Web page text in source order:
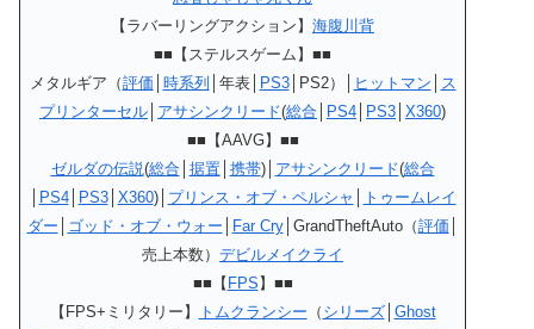
【ラバーリングアクション】 海腹川背
■■【ステルスゲーム】■■
メタルギア（評価 時系列 │年表│ PS3│PS2）│ ヒットマン
ス
プリンターセル アサシンクリード(総合 PS4 PS3 X360)
■■【AAVG】■■
ゼルダの伝説(総合│ 据置│ 携帯)│ アサシンクリード(総合
PS4│ PS3│ X360)│ プリンス・オブ・ペルシャ
トゥームレイ
ダー
ゴッド・オブ・ウォー Far Cry│GrandTheftAuto（評価
売上本数） デビルメイクライ
■■【FPS】■■
【FPS+ミリタリー】
トムクランシー （ シリーズ│ Ghost